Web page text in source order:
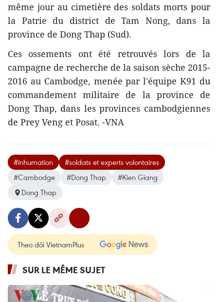
même jour au cimetière des soldats morts pour
la Patrie du district de Tam Nong, dans la
province de Dong Thap (Sud).
Ces ossements ont été retrouvés lors de la
campagne de recherche de la saison sèche 2015-
2016 au Cambodge, menée par l'équipe K91 du
commandement militaire de la province de
Dong Thap, dans ​les provinces cambodgiennes
de Prey Veng et Posat. -VNA
#inhumation
#soldats et experts volontaires
#Cambodge
#Dong Thap
#Kien Giang
Dong Thap
Theo dõi VietnamPlus
SUR LE MÊME SUJET